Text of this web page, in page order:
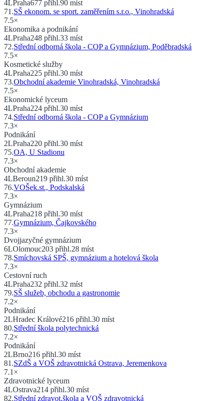
4LPraha677 přihl.90 míst
71 .SŠ ekonom. se sport. zaměřením s.r.o., Vinohradská
7.5×
Ekonomika a podnikání
4LPraha248 přihl.33 míst
72.Střední odborná škola - COP a Gymnázium, Poděbradská
7.5×
Kosmetické služby
4LPraha225 přihl.30 míst
73.Obchodní akademie Vinohradská, Vinohradská
7.5×
Ekonomické lyceum
4LPraha224 přihl.30 míst
74.Střední odborná škola - COP a Gymnázium
7.3×
Podnikání
2LPraha220 přihl.30 míst
75.OA, U Stadionu
7.3×
Obchodní akademie
4LBeroun219 přihl.30 míst
76.VOŠek.st., Podskalská
7.3×
Gymnázium
4LPraha218 přihl.30 míst
77.Gymnázium, Čajkovského
7.3×
Dvojjazyčné gymnázium
6LOlomouc203 přihl.28 míst
78.Smíchovská SPŠ, gymnázium a hotelová škola
7.3×
Cestovní ruch
4LPraha232 přihl.32 míst
79.SŠ služeb, obchodu a gastronomie
7.2×
Podnikání
2LHradec Králové216 přihl.30 míst
80.Střední škola polytechnická
7.2×
Podnikání
2LBrno216 přihl.30 míst
81 .SZdŠ a VOŠ zdravotnická Ostrava, Jeremenkova
7.1 ×
Zdravotnické lyceum
4LOstrava214 přihl.30 míst
82.Střední zdravot.škola a VOŠ zdravotnická